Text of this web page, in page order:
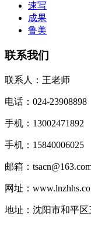
速写
成果
鲁美
联系我们
联系人：王老师
电话：024-23908898
手机：13002471892
手机：15840006025
邮箱：
网址：
地址：沈阳市和平